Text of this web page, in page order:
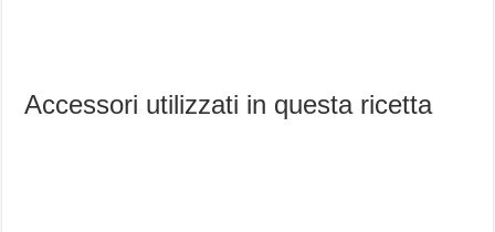
Accessori utilizzati in questa ricetta